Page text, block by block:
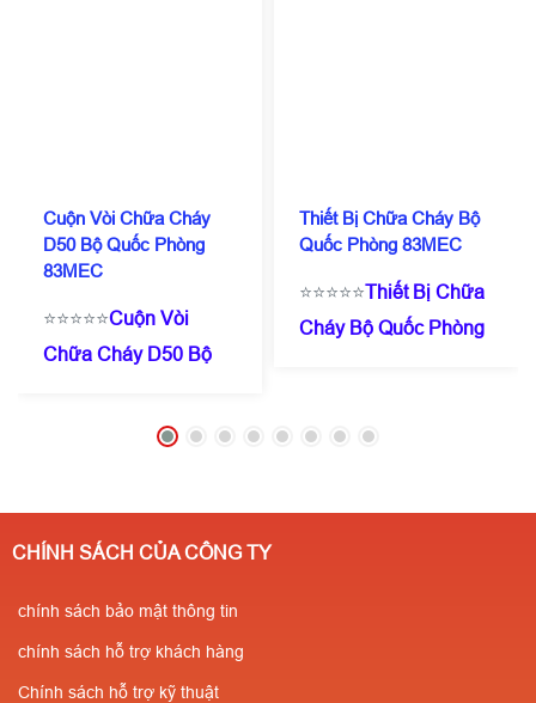
Cuộn Vòi Chữa Cháy
D50 Bộ Quốc Phòng
83MEC
⭐⭐⭐⭐⭐Cuộn Vòi
Chữa Cháy D50 Bộ
0909 087
kiểm định
PCCC✔️Sẵn
Thiết Bị Chữa Cháy Bộ
Quốc Phòng 83MEC
⭐⭐⭐⭐⭐Thiết Bị Chữa
Cháy Bộ Quốc Phòng
182 357⭐Giá chỉ từ
CHÍNH SÁCH CỦA CÔNG TY
chính sách bảo mật thông tin
chính sách hỗ trợ khách hàng
Chính sách hỗ trợ kỹ thuật